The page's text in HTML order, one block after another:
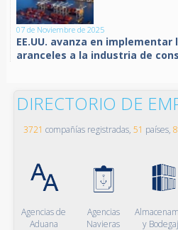
07 de Noviembre de 2025
EE.UU. avanza en implementar
aranceles a la industria de
DIRECTORIO DE
3721 compañías registradas, 51 países,
Agencias de
Aduana
Agencias
Navieras
y